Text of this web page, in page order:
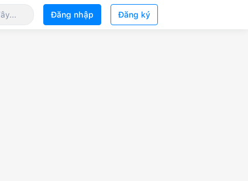
Đăng nhập Đăng ký